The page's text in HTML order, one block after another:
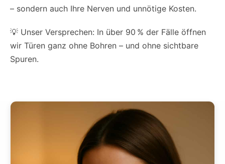
– sondern auch Ihre Nerven und unnötige Kosten.
💡 Unser Versprechen: In über 90 % der Fälle öffnen
wir Türen ganz ohne Bohren – und ohne sichtbare
Spuren.